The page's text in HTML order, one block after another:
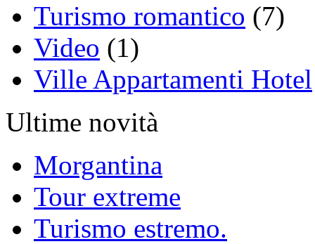
Turismo romantico (7)
Video (1)
Ville Appartamenti Hotel
Ultime novità
Morgantina
Tour extreme
Turismo estremo.